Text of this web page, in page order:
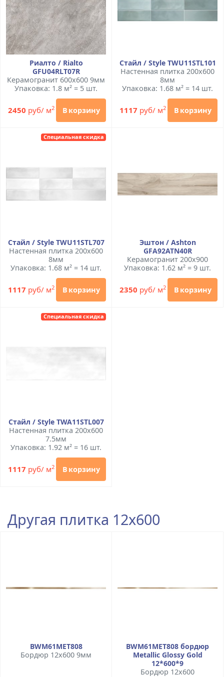
Риалто / Rialto
GFU04RLT07R
Керамогранит 600x600 9мм
Упаковка: 1.8 м² = 5 шт.
2450 руб/ м2 В корзину
Стайл / Style TWU11STL101
Настенная плитка 200x600
8мм
Упаковка: 1.68 м² = 14 шт.
1117 руб/ м2 В корзину
Специальная скидка
Стайл / Style TWU11STL707
Настенная плитка 200x600
8мм
Упаковка: 1.68 м² = 14 шт.
1117 руб/ м2 В корзину
Эштон / Ashton
GFA92ATN40R
Керамогранит 200x900
Упаковка: 1.62 м² = 9 шт.
2350 руб/ м2 В корзину
Специальная скидка
Стайл / Style TWA11STL007
Настенная плитка 200x600
7.5мм
Упаковка: 1.92 м² = 16 шт.
1117 руб/ м2 В корзину
Другая плитка 12x600
BWM61MET808
Бордюр 12x600 9мм
BWM61MET808 бордюр
Metallic Glossy Gold
12*600*9
Бордюр 12x600